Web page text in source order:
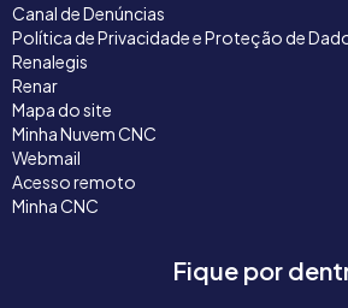
Canal de Denúncias
Política de Privacidade e Proteção de
Renalegis
Renar
Mapa do site
Minha Nuvem CNC
Webmail
Acesso remoto
Minha CNC
Fique por